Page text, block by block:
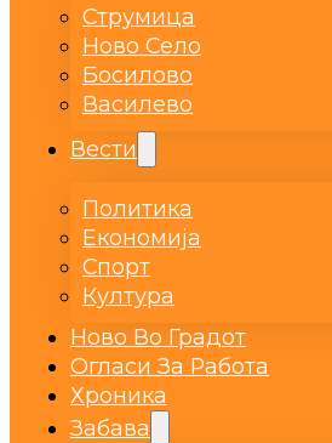
Струмица
Ново Село
Босилово
Василево
Вести
Политика
Економија
Спорт
Култура
Ново Во Градот
Огласи За Работа
Хроника
Забава